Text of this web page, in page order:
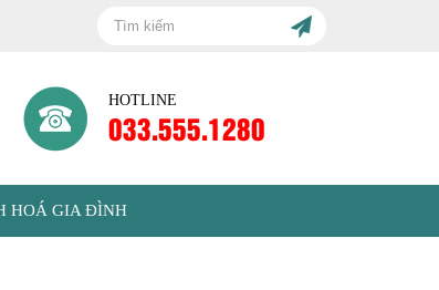
HOTLINE
033.555.1280
HOÁ GIA ĐÌNH